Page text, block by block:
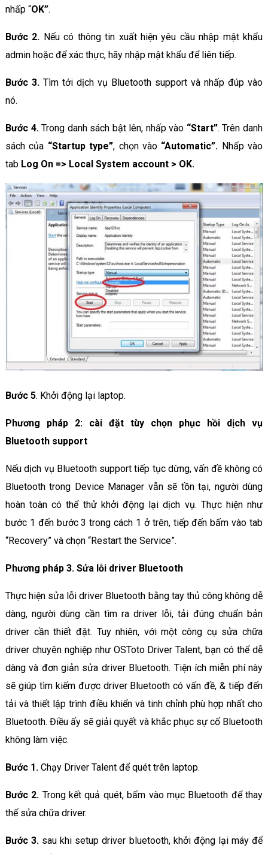
nhấp “OK”.
Bước 2. Nếu có thông tin xuất hiện yêu cầu nhập mật khẩu
admin hoặc để xác thực, hãy nhập mật khẩu để liên tiếp.
Bước 3. Tìm tới dịch vụ Bluetooth support và nhấp đúp vào
nó.
Bước 4.Trong danh sách bật lên, nhấp vào “Start”. Trên danh
sách của “Startup type”, chọn vào “Automatic”. Nhấp vào
tab Log On => Local System account > OK.
Bước 5. Khởi động lại laptop.
Phương pháp 2: cài đặt tùy chọn phục hồi dịch vụ
Bluetooth support
Nếu dịch vụ Bluetooth support tiếp tục dừng, vấn đề không có
Bluetooth trong Device Manager vẫn sẽ tồn tại, người dùng
hoàn toàn có thể thử khởi động lại dịch vụ. Thực hiện như
bước 1 đến bước 3 trong cách 1 ở trên, tiếp đến bấm vào tab
“Recovery” và chọn “Restart the Service”.
Phương pháp 3. Sửa lỗi driver Bluetooth
Thực hiện sửa lỗi driver Bluetooth bằng tay thủ công không dễ
dàng, người dùng cần tìm ra driver lỗi, tải đúng chuẩn bản
driver cần thiết đặt. Tuy nhiên, với một công cụ sửa chữa
driver chuyên nghiệp như OSToto Driver Talent, bạn có thể dễ
dàng và đơn giản sửa driver Bluetooth. Tiện ích miễn phí này
sẽ giúp tìm kiếm được driver Bluetooth có vấn đề, & tiếp đến
tải và thiết lập trình điều khiển và tinh chỉnh phù hợp nhất cho
Bluetooth. Điều ấy sẽ giải quyết và khắc phục sự cố Bluetooth
không làm việc.
Bước 1. Chạy Driver Talent để quét trên laptop.
Bước 2. Trong kết quả quét, bấm vào mục Bluetooth để thay
thế sửa chữa driver.
Bước 3. sau khi setup driver bluetooth, khởi động lại máy để